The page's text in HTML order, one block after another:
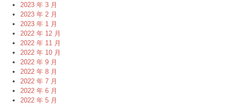
2023 年 3 月
2023 年 2 月
2023 年 1 月
2022 年 12 月
2022 年 11 月
2022 年 10 月
2022 年 9 月
2022 年 8 月
2022 年 7 月
2022 年 6 月
2022 年 5 月